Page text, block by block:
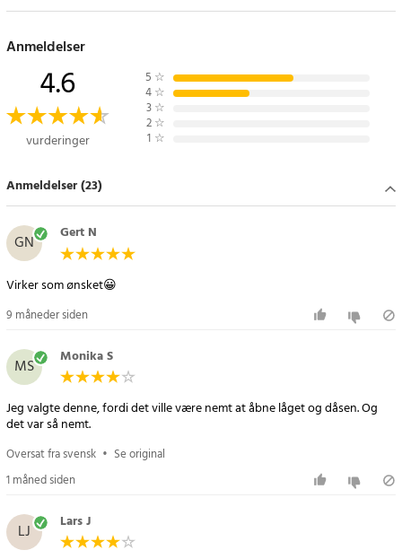
Praktisk design til nem brug
hvilket gør åbneren til et nyttigt redskab i køkkenet. Et godt valg
for dig, der ønsker en holdbar og let anvendelig lågåbner til
hverdagsbrug.
- Materiale: 430 rustfrit stål
- Passer til lågstørrelser: Ø 1-10 cm
- Længde: 23 cm
- Vægt: 121,5 g
Article number:107634
Anmeldelser
4.6
vurderinger
5 ☆
4 ☆
3 ☆
2 ☆
1 ☆
Anmeldelser (23)
GN Gert N
Virker som ønsket😀
9 måneder siden
MS Monika S
Jeg valgte denne, fordi det ville være nemt at åbne låget og dåsen. Og
det var så nemt.
Oversat fra svensk • Se original
1 måned siden
LJ Lars J